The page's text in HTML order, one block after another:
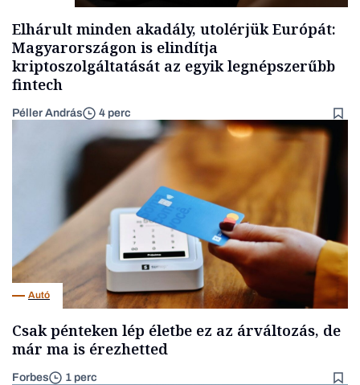
Elhárult minden akadály, utolérjük Európát:
Magyarországon is elindítja
kriptoszolgáltatását az egyik legnépszerűbb
fintech
Péller András 4 perc
Autó
Csak pénteken lép életbe ez az árváltozás, de
már ma is érezhetted
Forbes 1 perc